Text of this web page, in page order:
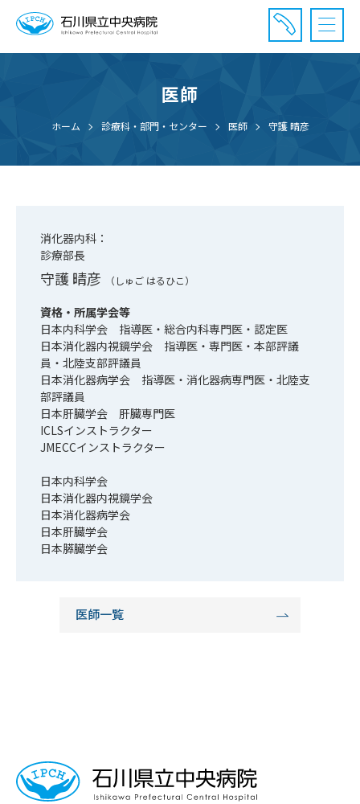
診療受付時間：午前8時20分〜午前11時20分まで
医師
ホーム 診療科・部門・センター 医師 守護 晴彦
消化器内科：
診療部長
守護 晴彦 （しゅご はるひこ）
資格・所属学会等
日本内科学会 指導医・総合内科専門医・認定医
日本消化器内視鏡学会 指導医・専門医・本部評議
員・北陸支部評議員
日本消化器病学会 指導医・消化器病専門医・北陸支
部評議員
日本肝臓学会 肝臓専門医
ICLSインストラクター
JMECCインストラクター
日本内科学会
日本消化器内視鏡学会
日本消化器病学会
日本肝臓学会
日本膵臓学会
医師一覧